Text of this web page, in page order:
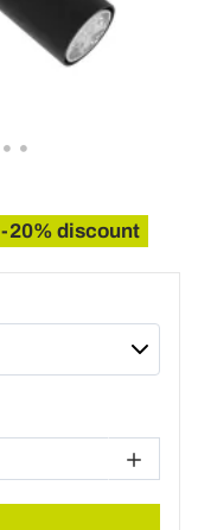
-20% discount